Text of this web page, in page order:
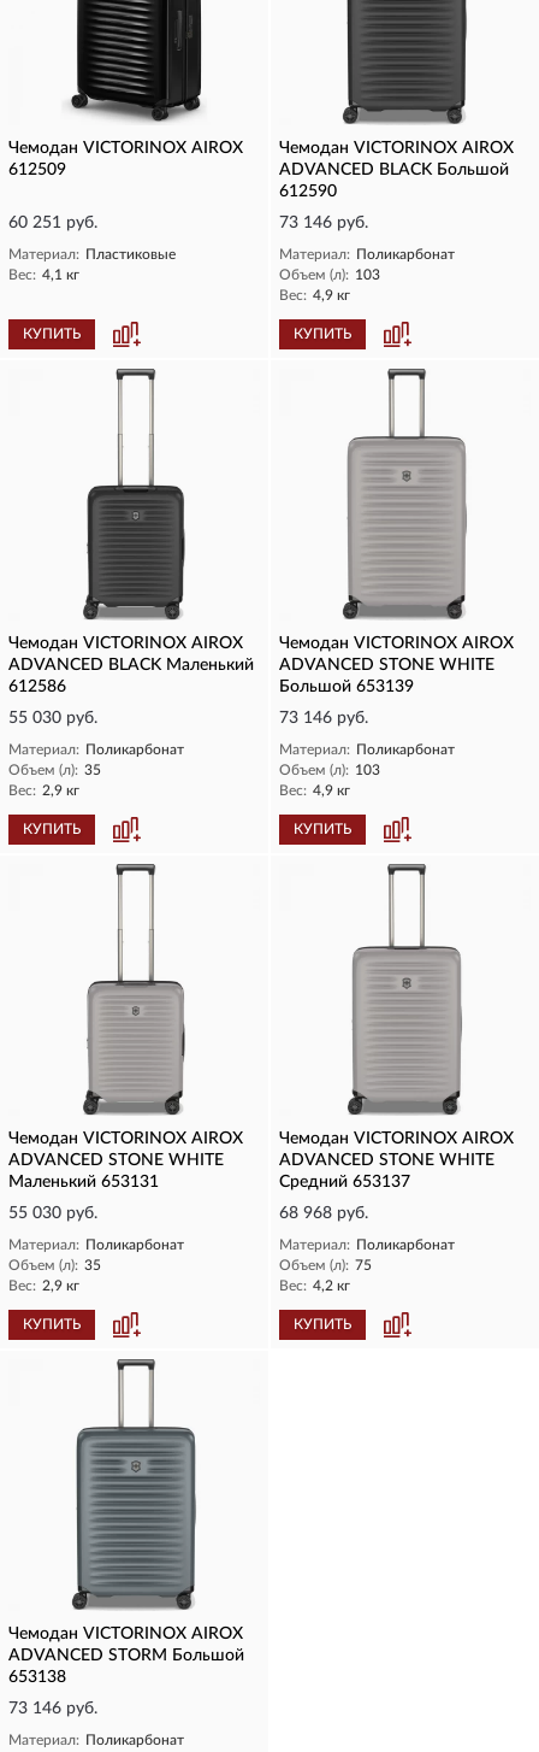
Чемодан VICTORINOX AIROX
612509
60 251 руб.
Материал: Пластиковые
Вес: 4,1 кг
КУПИТЬ
Чемодан VICTORINOX AIROX
ADVANCED BLACK Большой
612590
73 146 руб.
Материал: Поликарбонат
Объем (л): 103
Вес: 4,9 кг
КУПИТЬ
Чемодан VICTORINOX AIROX
ADVANCED BLACK Маленький
612586
55 030 руб.
Материал: Поликарбонат
Объем (л): 35
Вес: 2,9 кг
КУПИТЬ
Чемодан VICTORINOX AIROX
ADVANCED STONE WHITE
Большой 653139
73 146 руб.
Материал: Поликарбонат
Объем (л): 103
Вес: 4,9 кг
КУПИТЬ
Чемодан VICTORINOX AIROX
ADVANCED STONE WHITE
Маленький 653131
55 030 руб.
Материал: Поликарбонат
Объем (л): 35
Вес: 2,9 кг
КУПИТЬ
Чемодан VICTORINOX AIROX
ADVANCED STONE WHITE
Средний 653137
68 968 руб.
Материал: Поликарбонат
Объем (л): 75
Вес: 4,2 кг
КУПИТЬ
Чемодан VICTORINOX AIROX
ADVANCED STORM Большой
653138
73 146 руб.
Материал: Поликарбонат